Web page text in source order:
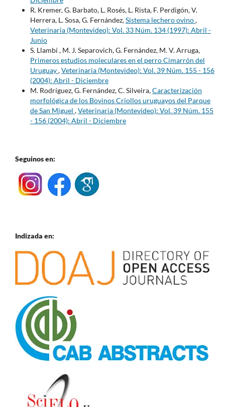
R. Kremer, G. Barbato, L. Rosés, L. Rista, F. Perdigón, V.
Herrera, L. Sosa, G. Fernández,Sistema lechero ovino,
Veterinaria (Montevideo): Vol. 33 Núm. 134 (1997): Abril -
Junio
S. Llambí , M. J. Separovich, G. Fernández, M. V. Arruga,
Primeros estudios moleculares en el perro Cimarrón del
Uruguay,Veterinaria (Montevideo): Vol. 39 Núm. 155 - 156
(2004): Abril - Diciembre
M. Rodríguez, G. Fernández, C. Silveira,Caracterización
morfológica de los Bovinos Criollos uruguayos del Parque
de San Miguel ,Veterinaria (Montevideo): Vol. 39 Núm. 155
- 156 (2004): Abril - Diciembre
Seguinos en:
Indizada en: